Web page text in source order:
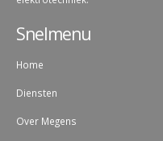
Snelmenu
Home
Diensten
Over Megens